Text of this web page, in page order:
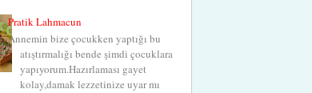
Pratik Lahmacun
Annemin bize çocukken yaptığı bu
atıştırmalığı bende şimdi çocuklara
yapıyorum.Hazırlaması gayet
kolay,damak lezzetinize uyar mı